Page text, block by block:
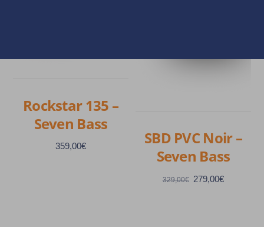
Rockstar 135 –
Seven Bass
359,00€
SBD PVC Noir –
Seven Bass
329,00€ Le
279,00€Le